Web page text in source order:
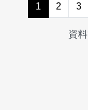
1 2 3
資